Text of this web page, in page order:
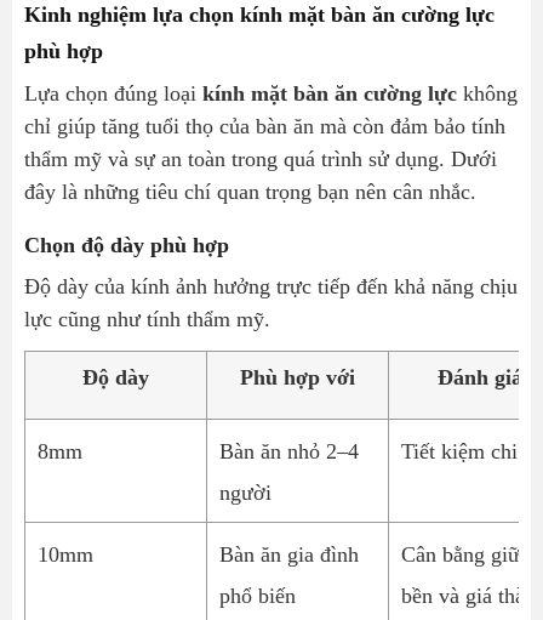
Kinh nghiệm lựa chọn kính mặt bàn ăn cường lực
phù hợp
Lựa chọn đúng loại kính mặt bàn ăn cường lực không
chỉ giúp tăng tuổi thọ của bàn ăn mà còn đảm bảo tính
thẩm mỹ và sự an toàn trong quá trình sử dụng. Dưới
đây là những tiêu chí quan trọng bạn nên cân nhắc.
Chọn độ dày phù hợp
Độ dày của kính ảnh hưởng trực tiếp đến khả năng chịu
lực cũng như tính thẩm mỹ.
Độ dày Phù hợp với Đánh giá
8mm
Bàn ăn nhỏ 2–4
người
Tiết kiệm chi
10mm
Bàn ăn gia đình
phổ biến
Cân bằng giữa
bền và giá